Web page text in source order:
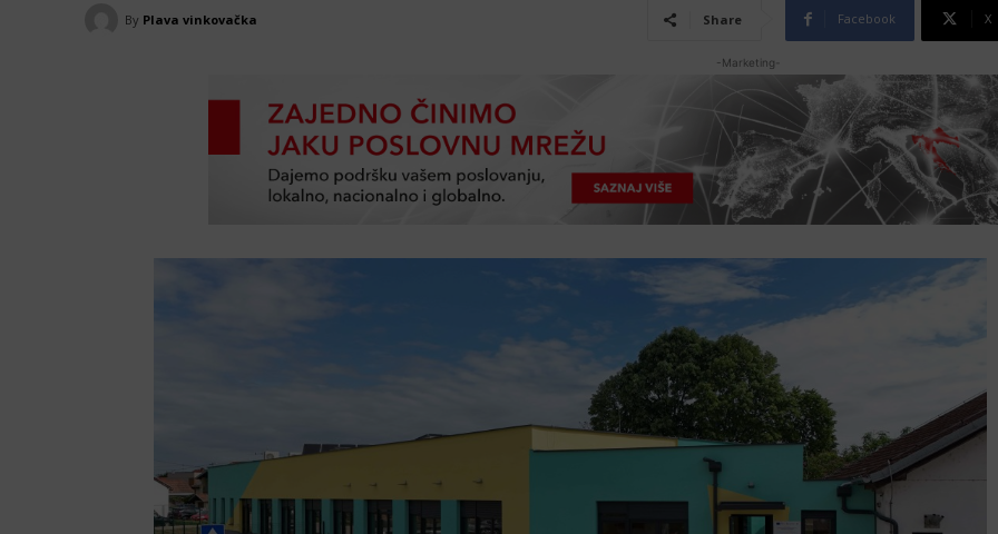
By Plava vinkovačka Share Facebook X
-Marketing-